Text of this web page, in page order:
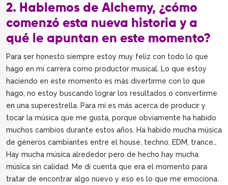
2. Hablemos de Alchemy, ¿cómo
comenzó esta nueva historia y a
qué le apuntan en este momento?
Para ser honesto siempre estoy muy feliz con todo lo que
hago en mi carrera como productor musical. Lo que estoy
haciendo en este momento es más divertirme con lo que
hago, no estoy buscando lograr los resultados o convertirme
en una superestrella. Para mí es más acerca de producir y
tocar la música que me gusta, porque obviamente ha habido
muchos cambios durante estos años. Ha habido mucha música
de géneros cambiantes entre el house, techno, EDM, trance…
Hay mucha música alrededor pero de hecho hay mucha
música sin calidad. Me di cuenta que era el momento para
tratar de encontrar algo nuevo y eso es lo que me emociona.